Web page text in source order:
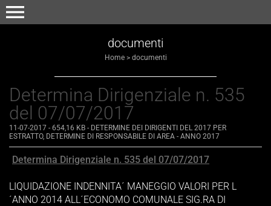
menu
documenti
Home> documenti
Determina Dirigenziale n. 535
del 07/07/2017
11-07-2017 - 654,16 KB - DETERMINE DEI DIRIGENTI DEL 2017 PER
ESTRATTO, DETERMINE DI RESPONSABILE DI AREA - ANNO 2017
Determina Dirigenziale n. 535 del 07/07/2017
LIQUIDAZIONE INDENNITA´ MANEGGIO VALORI PER L
´ANNO 2014 ALL´ECONOMO COMUNALE SIG.RA DI